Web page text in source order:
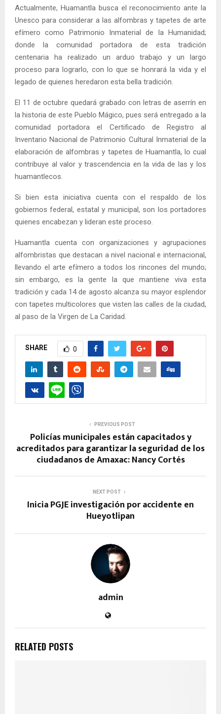
Actualmente, Huamantla busca el reconocimiento ante la
Unesco para considerar a las alfombras y tapetes de arte
efímero como Patrimonio Inmaterial de la Humanidad;
donde la comunidad portadora de esta tradición
centenaria ha realizado un arduo trabajo y un largo
proceso para lograrlo, con lo que se honrará la vida y el
legado de quienes heredaron esta bella tradición.
El 11 de octubre quedará grabado con letras de aserrín en
la historia de este Pueblo Mágico, pues será entregado a la
comunidad portadora el Certificado de Registro al
Inventario Nacional de Patrimonio Cultural Inmaterial de la
elaboración de alfombras y tapetes de Huamantla, lo cual
contribuye al valor y trascendencia en la vida de las y los
huamantlecos.
Si bien esta iniciativa cuenta con el respaldo de los
gobiernos federal, estatal y municipal, son los portadores
quienes encabezan y lideran este proceso.
Huamantla cuenta con organizaciones y agrupaciones
alfombristas que destacan a nivel nacional e internacional,
llevando el arte efímero a todos los rincones del mundo;
sin embargo, es la gente la que mantiene viva esta
tradición y cada 14 de agosto alcanza su mayor esplendor
con tapetes multicolores que visten las calles de la ciudad,
al paso de la Virgen de La Caridad.
SHARE 0
PREVIOUS POST
Policías municipales están capacitados y
acreditados para garantizar la seguridad de los
ciudadanos de Amaxac: Nancy Cortés
NEXT POST
Inicia PGJE investigación por accidente en
Hueyotlipan
admin
RELATED POSTS